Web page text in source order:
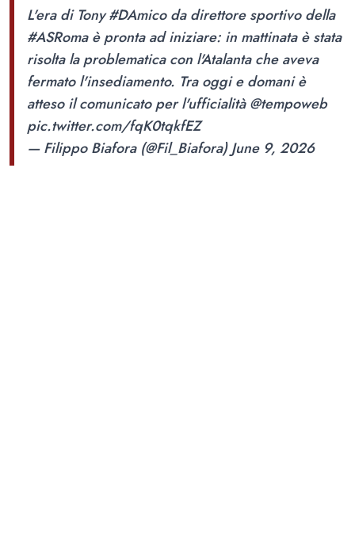
L'era di Tony#DAmicoda direttore sportivo della
#ASRomaè pronta ad iniziare: in mattinata è stata
risolta la problematica con l'Atalanta che aveva
fermato l'insediamento. Tra oggi e domani è
atteso il comunicato per l'ufficialità@tempoweb
pic.twitter.com/fqK0tqkfEZ
— Filippo Biafora (@Fil_Biafora)June 9, 2026